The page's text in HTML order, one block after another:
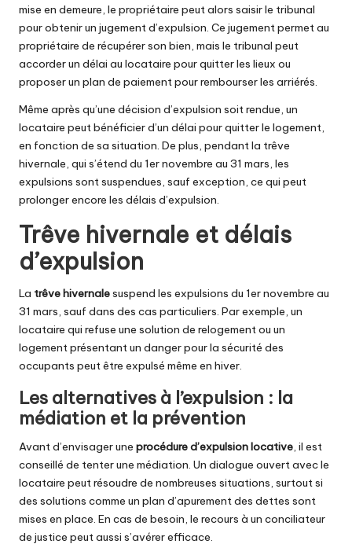
mise en demeure, le propriétaire peut alors saisir le tribunal
pour obtenir un jugement d’expulsion. Ce jugement permet au
propriétaire de récupérer son bien, mais le tribunal peut
accorder un délai au locataire pour quitter les lieux ou
proposer un plan de paiement pour rembourser les arriérés.
Même après qu’une décision d’expulsion soit rendue, un
locataire peut bénéficier d’un délai pour quitter le logement,
en fonction de sa situation. De plus, pendant la trêve
hivernale, qui s’étend du 1er novembre au 31 mars, les
expulsions sont suspendues, sauf exception, ce qui peut
prolonger encore les délais d’expulsion.
Trêve hivernale et délais
d’expulsion
La trêve hivernalesuspend les expulsions du 1er novembre au
31 mars, sauf dans des cas particuliers. Par exemple, un
locataire qui refuse une solution de relogement ou un
logement présentant un danger pour la sécurité des
occupants peut être expulsé même en hiver.
Les alternatives à l’expulsion : la
médiation et la prévention
Avant d’envisager une procédure d’expulsion locative, il est
conseillé de tenter une médiation. Un dialogue ouvert avec le
locataire peut résoudre de nombreuses situations, surtout si
des solutions comme un plan d’apurement des dettes sont
mises en place. En cas de besoin, le recours à un conciliateur
de justice peut aussi s’avérer efficace.